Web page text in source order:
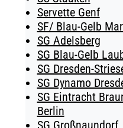
Servette Genf
SF/ Blau-Gelb
SG Adelsberg
SG Blau-Gelb
SG Dresden-
SG Dynamo
SG Eintracht
Berlin
SG Großnaundorf